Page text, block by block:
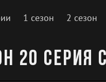
1 сезон 2 сезон
20 серия